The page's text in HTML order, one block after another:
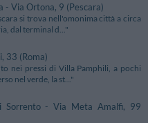
- Via Ortona, 9 (Pescara)
si trova nell'omonima città a circa
dal terminal d..."
33 (Roma)
nei pressi di Villa Pamphili, a pochi
nel verde, la st..."
Sorrento - Via Meta Amalfi, 99